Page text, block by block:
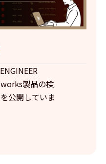
製品の検
公開していま